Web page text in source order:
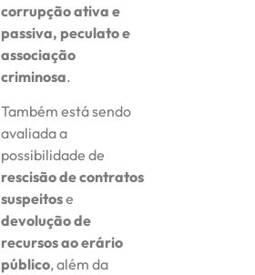
corrupção ativa e
passiva, peculato e
associação
criminosa.
Também está sendo
avaliada a
possibilidade de
rescisão de contratos
suspeitose
devolução de
recursos ao erário
público, além da